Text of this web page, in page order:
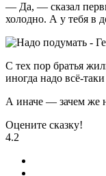
— Да, — сказал
холодно. А у тебя в
С тех пор братья
иногда надо всё-
А иначе — зачем же
Оцените сказку!
4.2